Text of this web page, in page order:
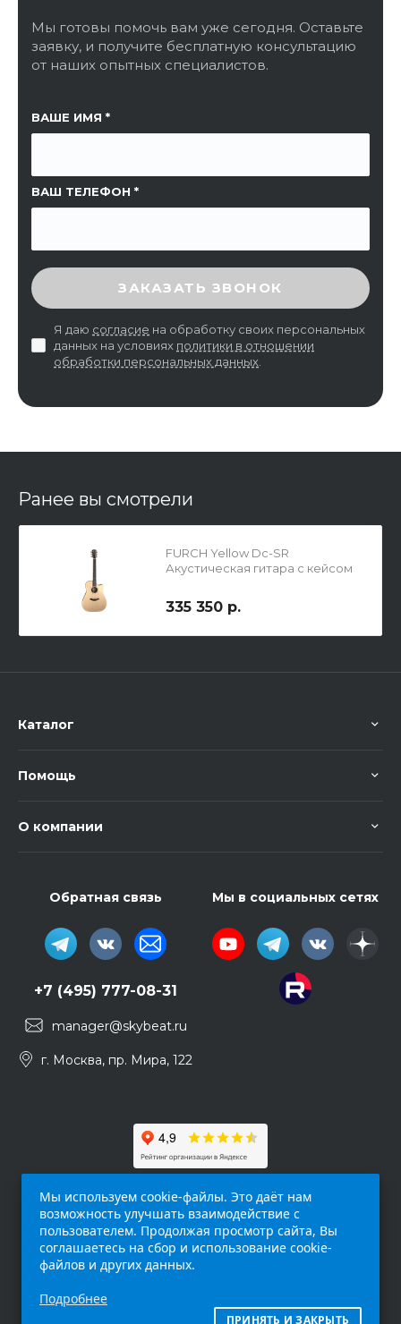
Мы готовы помочь вам уже сегодня. Оставьте
заявку, и получите бесплатную консультацию
от наших опытных специалистов.
ВАШЕ ИМЯ
ВАШ ТЕЛЕФОН
ССЫЛКА НА СТРАНИЦУ
ВВЕДИТЕ ПРОВЕРОЧНЫЙ КОД
ЗАКАЗАТЬ ЗВОНОК
Я даю согласие на обработку своих персональных
данных на условиях политики в отношении
обработки персональных данных
Ранее вы смотрели
FURCH Yellow Dc-SR
Акустическая гитара с кейсом
335 350 р.
Каталог
Помощь
О компании
Обратная связь
+7 (495) 777-08-31
manager@skybeat.ru
г. Москва, пр. Мира, 122
Мы в социальных сетях
интернет-сайт (
исключительно информационный характер и
Мы используем cookie-файлы. Это даёт нам
возможность улучшать взаимодействие с
пользователем. Продолжая просмотр сайта, Вы
соглашаетесь на сбор и использование cookie-
файлов и других данных.
Подробнее
ПРИНЯТЬ И ЗАКРЫТЬ